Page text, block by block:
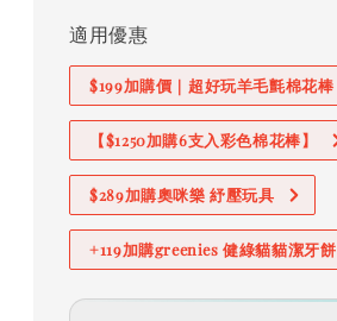
適用優惠
$199加購價｜超好玩羊毛氈棉花棒
【$1250加購6支入彩色棉花棒】
$289加購奧咪樂 紓壓玩具
+119加購greenies 健綠貓貓潔牙餅